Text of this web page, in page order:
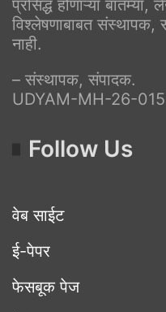
प्रसिद्ध होणाऱ्या
विश्लेषणाबाबत
नाही.
– संस्थापक, संपादक.
UDYAM-MH-26-
Follow Us
वेब साईट
ई-पेपर
फेसबूक पेज